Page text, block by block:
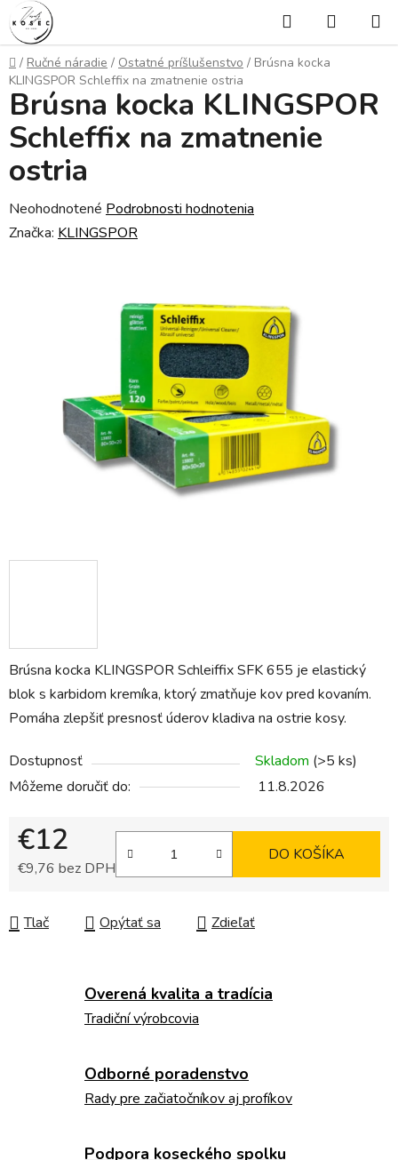
Prejsť
na
obsah
Hľadať
KOŠÍK
Domov
/ Ručné náradie / Ostatné príšlušenstvo / Brúsna kocka
KLINGSPOR Schleffix na zmatnenie ostria
Brúsna kocka KLINGSPOR Schleiffix SFK 655 je elastický
blok s karbidom kremíka, ktorý zmatňuje kov pred kovaním.
Pomáha zlepšiť presnosť úderov kladiva na ostrie kosy.
Dostupnosť Skladom (>5 ks)
Môžeme doručiť do:
11.8.2026
€12
€9,76 bez DPH
DO KOŠÍKA
Tlač Opýtať sa Zdieľať
Brúsna kocka KLINGSPOR
Schleffix na zmatnenie
ostria
Priemerné
hodnotenie
Neohodnotené Podrobnosti hodnotenia
Značka: KLINGSPOR
Overená kvalita a tradícia
Tradiční výrobcovia
Odborné poradenstvo
Rady pre začiatočníkov aj profíkov
Podpora koseckého spolku